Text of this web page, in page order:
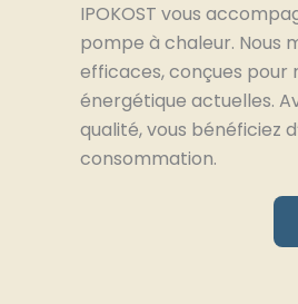
IPOKOST vous
pompe à chaleur. Nous
efficaces, conçues
énergétique actuelles.
qualité, vous bénéficiez
consommation.